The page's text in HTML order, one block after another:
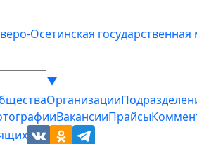
Осетинская
▼
Организации
ВакансииПрайсы